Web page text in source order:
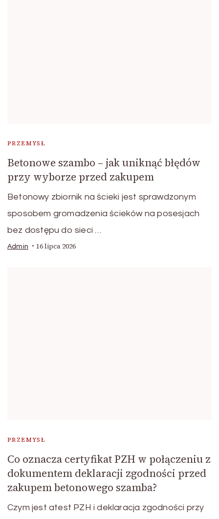
PRZEMYSŁ
Betonowe szambo – jak uniknąć błędów
przy wyborze przed zakupem
Betonowy zbiornik na ścieki jest sprawdzonym
sposobem gromadzenia ścieków na posesjach
bez dostępu do sieci …
Admin 16 lipca 2026
PRZEMYSŁ
Co oznacza certyfikat PZH w połączeniu z
dokumentem deklaracji zgodności przed
zakupem betonowego szamba?
Czym jest atest PZH i deklaracja zgodności przy